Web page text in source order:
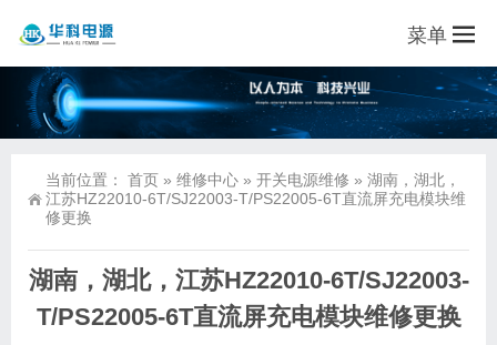
菜单
当前位置： 首页 » 维修中心 » 开关电源维修 » 湖南，湖北，
江苏HZ22010-6T/SJ22003-T/PS22005-6T直流屏充电模块维
修更换
湖南，湖北，江苏HZ22010-6T/SJ22003-
T/PS22005-6T直流屏充电模块维修更换